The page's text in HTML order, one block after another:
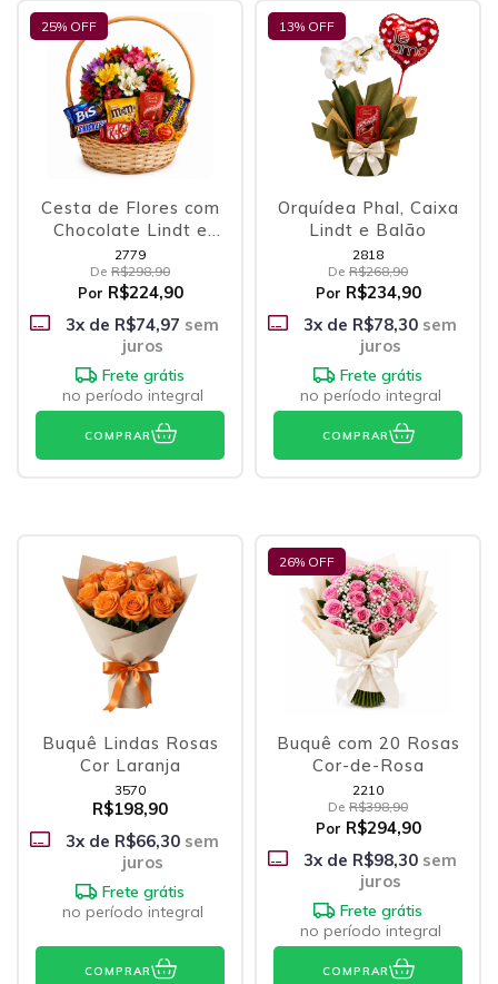
25% OFF
Cesta de Flores com
Chocolate Lindt e
Outras Delícias
2779
De R$298,90
Por R$224,90
3x de R$74,97 sem
juros
Frete grátis
no período integral
COMPRAR
13% OFF
Orquídea Phal, Caixa
Lindt e Balão
2818
De R$268,90
Por R$234,90
3x de R$78,30 sem
juros
Frete grátis
no período integral
COMPRAR
Buquê Lindas Rosas
Cor Laranja
3570
R$198,90
3x de R$66,30 sem
juros
Frete grátis
no período integral
COMPRAR
26% OFF
Buquê com 20 Rosas
Cor-de-Rosa
2210
De R$398,90
Por R$294,90
3x de R$98,30 sem
juros
Frete grátis
no período integral
COMPRAR